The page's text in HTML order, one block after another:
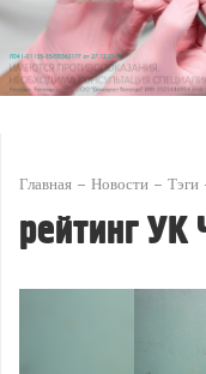
Главная Новости Тэги
рейтинг УК